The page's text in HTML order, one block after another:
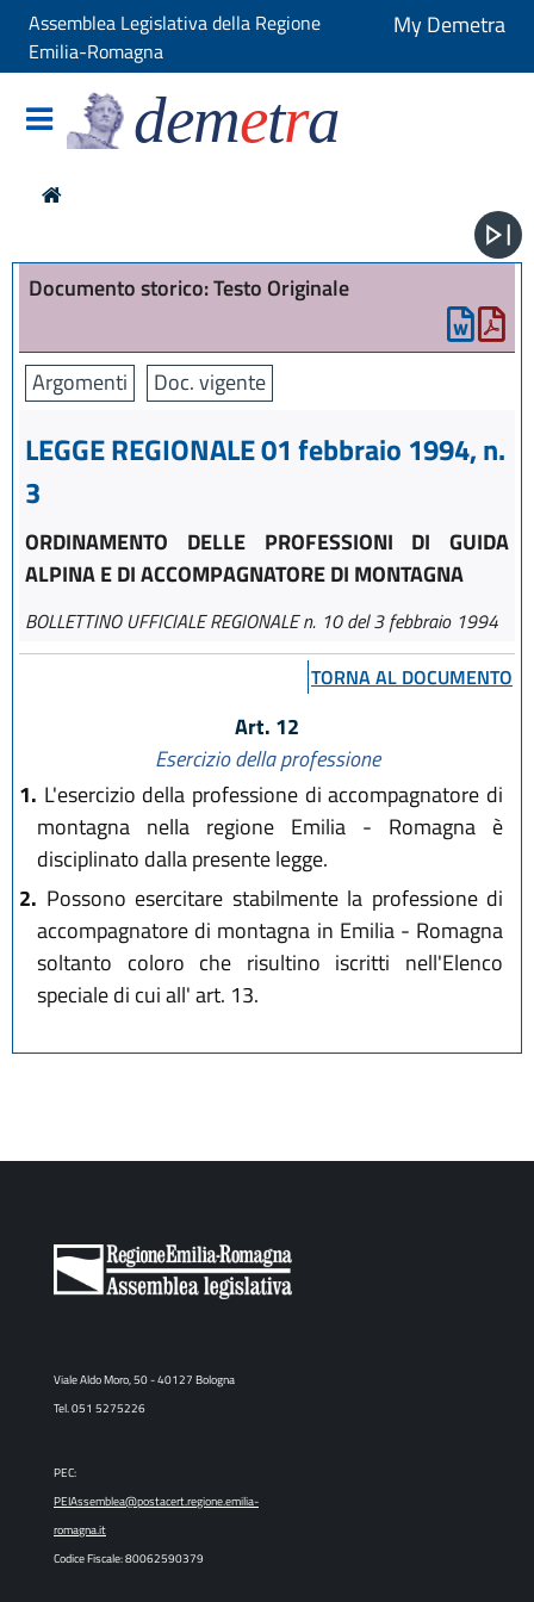
Assemblea Legislativa della Regione
Emilia-Romagna
My Demetra
demetra
Documento storico: Testo Originale
Argomenti Doc. vigente
LEGGE REGIONALE 01 febbraio 1994, n.
3
ORDINAMENTO DELLE PROFESSIONI DI GUIDA
ALPINA E DI ACCOMPAGNATORE DI MONTAGNA
BOLLETTINO UFFICIALE REGIONALE n. 10 del 3 febbraio 1994
TORNA AL DOCUMENTO
Art. 12
Esercizio della professione
1. L'esercizio della professione di accompagnatore di
montagna nella regione Emilia - Romagna è
disciplinato dalla presente legge.
2. Possono esercitare stabilmente la professione di
accompagnatore di montagna in Emilia - Romagna
soltanto coloro che risultino iscritti nell'Elenco
speciale di cui all' art. 13.
Viale Aldo Moro, 50 - 40127 Bologna
Tel. 051 5275226
PEC:
PEIAssemblea@postacert.regione.emilia-
romagna.it
Codice Fiscale: 80062590379